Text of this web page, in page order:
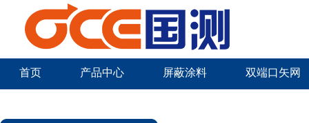
首页 产品中心 屏蔽涂料 双端口矢网